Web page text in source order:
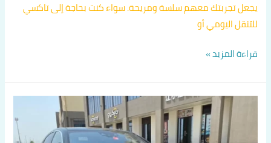
يجعل تجربتك معهم سلسة ومريحة. سواء كنت بحاجة إلى تاكسي
للتنقل اليومي أو
قراءة المزيد »